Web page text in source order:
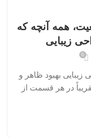
همه آنچه که
زیبایی
0
بهبود ظاهر و
در هر قسمت از